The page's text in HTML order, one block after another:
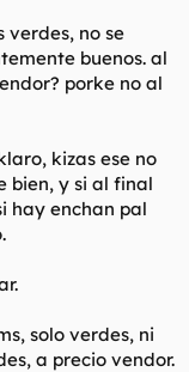
verdes, no se
buenos. al
porke no al
kizas ese no
bien, y si al final
hay enchan pal
solo verdes, ni
a precio vendor.